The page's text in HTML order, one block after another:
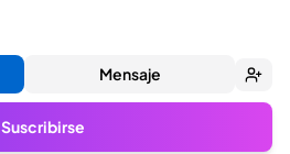
Mensaje
Suscribirse